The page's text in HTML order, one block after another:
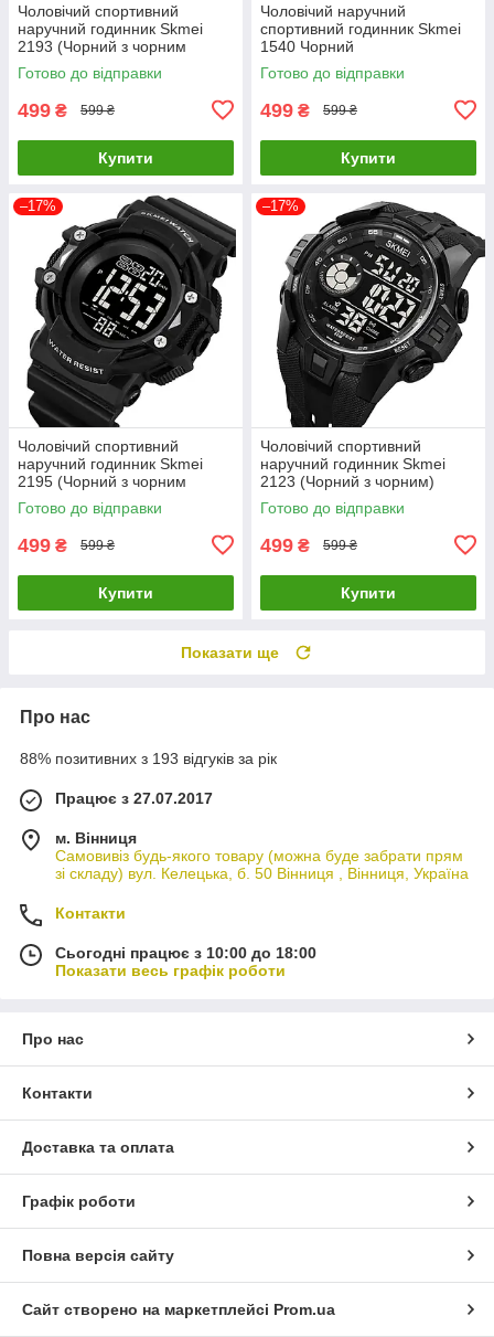
Чоловічий спортивний
наручний годинник Skmei
2193 (Чорний з чорним
циферблатом)
Готово до відправки
499 ₴ 599 ₴
Купити
Чоловічий наручний
спортивний годинник Skmei
1540 Чорний
Готово до відправки
499 ₴ 599 ₴
Купити
–17%
Чоловічий спортивний
наручний годинник Skmei
2195 (Чорний з чорним
циферблатом)
Готово до відправки
499 ₴ 599 ₴
Купити
–17%
Чоловічий спортивний
наручний годинник Skmei
2123 (Чорний з чорним)
Готово до відправки
499 ₴ 599 ₴
Купити
Показати ще
Про нас
88% позитивних з 193 відгуків за рік
Працює з 27.07.2017
м. Вінниця
Самовивіз будь-якого товару (можна буде забрати прям
зі складу) вул. Келецька, б. 50 Вінниця , Вінниця, Україна
Контакти
Сьогодні працює з 10:00 до 18:00
Показати весь графік роботи
Про нас
Контакти
Доставка та оплата
Графік роботи
Повна версія сайту
Сайт створено на маркетплейсі Prom.ua